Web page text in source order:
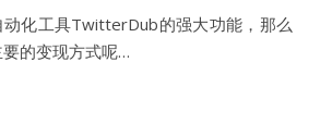
化工具TwitterDub的强大功能，那么
的变现方式呢…